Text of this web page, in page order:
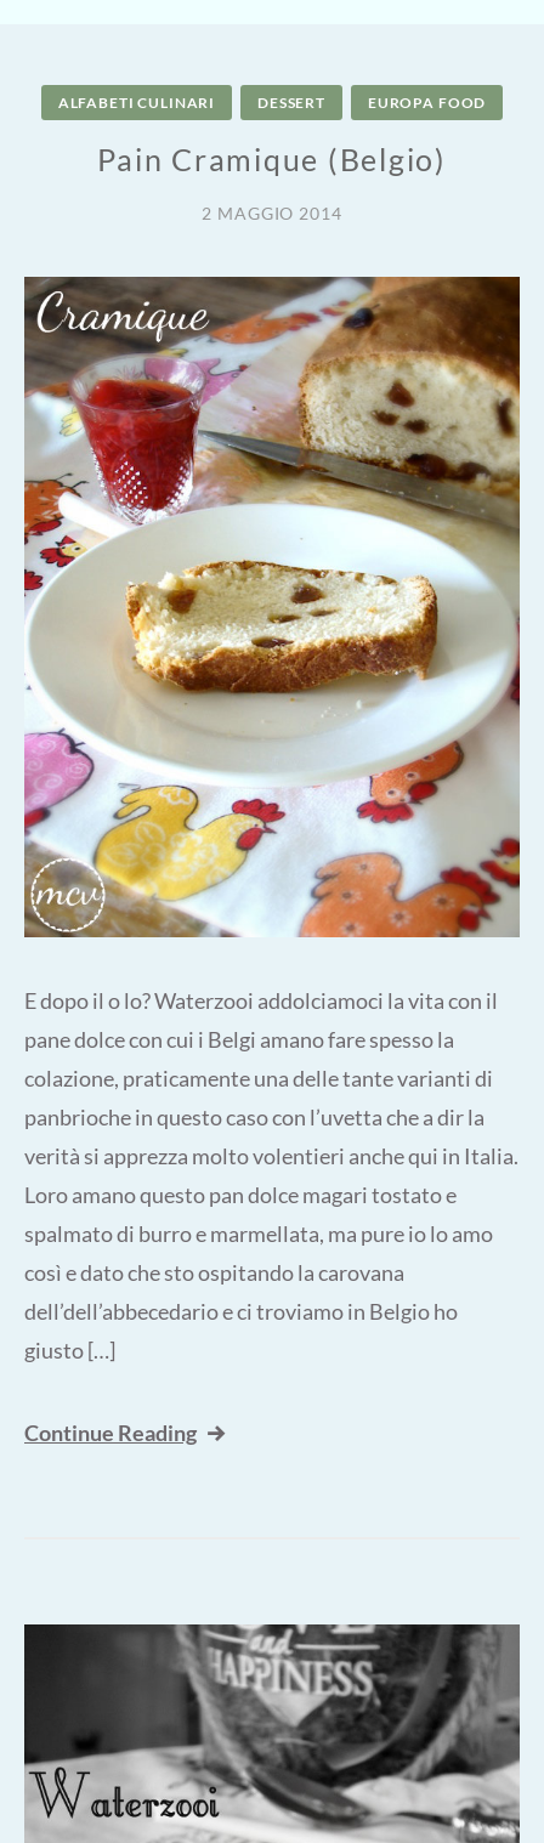
ALFABETI CULINARI DESSERT EUROPA FOOD
Pain Cramique (Belgio)
2 MAGGIO 2014
E dopo il o lo? Waterzooi addolciamoci la vita con il
pane dolce con cui i Belgi amano fare spesso la
colazione, praticamente una delle tante varianti di
panbrioche in questo caso con l’uvetta che a dir la
verità si apprezza molto volentieri anche qui in Italia.
Loro amano questo pan dolce magari tostato e
spalmato di burro e marmellata, ma pure io lo amo
così e dato che sto ospitando la carovana
dell’dell’abbecedario e ci troviamo in Belgio ho
giusto […]
Continue Reading